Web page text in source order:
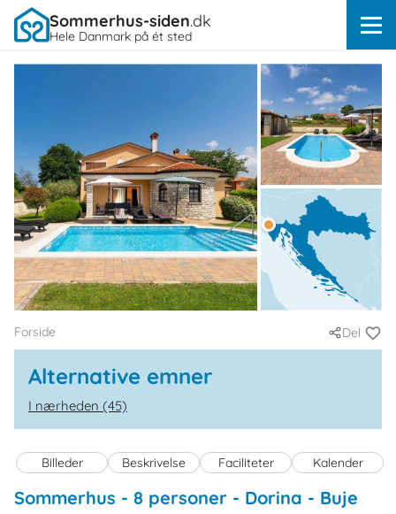
Sommerhus-siden.dk
Hele Danmark på ét sted
Forside Del
Alternative emner
I nærheden (45)
Billeder Beskrivelse Faciliteter Kalender
Sommerhus - 8 personer - Dorina - Buje